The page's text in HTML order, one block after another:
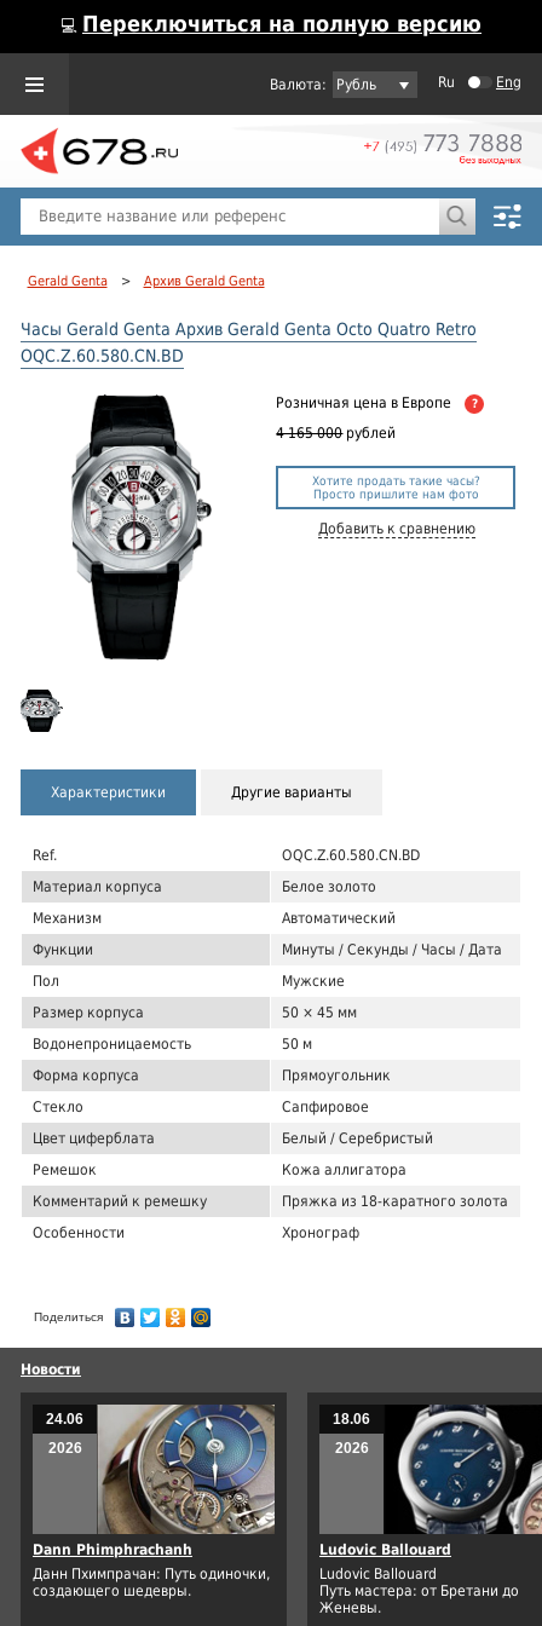
💻 Переключиться на полную версию
Рубль Ru Eng
Gerald Genta > Архив Gerald Genta
Часы Gerald Genta Архив Gerald Genta Octo Quatro Retro
OQC.Z.60.580.CN.BD
Розничная цена в Европе ?
4 165 000 рублей
Хотите продать такие часы?
Просто пришлите нам фото
Добавить к сравнению
Характеристики Другие варианты
Ref.
OQC.Z.60.580.CN.BD
Материал корпуса
Белое золото
Механизм
Автоматический
Функции
Минуты / Секунды / Часы / Дата
Пол
Мужские
Размер корпуса
50 × 45 мм
Водонепроницаемость
50 м
Форма корпуса
Прямоугольник
Стекло
Сапфировое
Цвет циферблата
Белый / Серебристый
Ремешок
Кожа аллигатора
Комментарий к ремешку
Пряжка из 18-каратного золота
Особенности
Хронограф
Поделиться
Новости
24.06
2026
Dann Phimphrachanh
Данн Пхимпрачан: Путь одиночки,
создающего шедевры.
18.06
2026
Ludovic Ballouard
Ludovic Ballouard
Путь мастера: от Бретани до
Женевы.